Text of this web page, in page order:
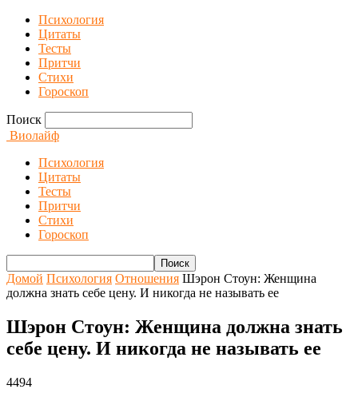
Психология
Цитаты
Тесты
Притчи
Стихи
Гороскоп
Поиск
Виолайф
Психология
Цитаты
Тесты
Притчи
Стихи
Гороскоп
Домой Психология Отношения Шэрон Стоун: Женщина
должна знать себе цену. И никогда не называть ее
Шэрон Стоун: Женщина должна знать
себе цену. И никогда не называть ее
4494